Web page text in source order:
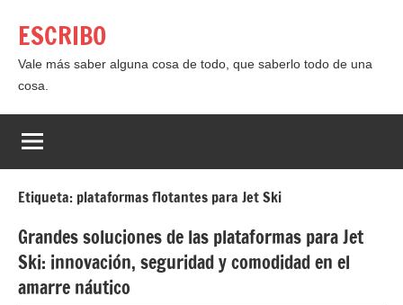
contenido
ESCRIBO
Vale más saber alguna cosa de todo, que saberlo todo de una
cosa.
Etiqueta: plataformas flotantes para Jet Ski
Grandes soluciones de las plataformas para Jet
Ski: innovación, seguridad y comodidad en el
amarre náutico